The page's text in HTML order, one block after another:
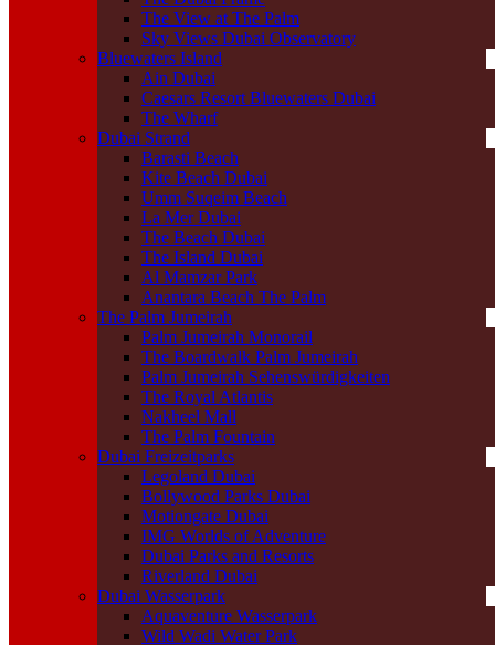
The View at The Palm
Sky Views Dubai Observatory
Bluewaters Island
Ain Dubai
Caesars Resort Bluewaters Dubai
The Wharf
Dubai Strand
Barasti Beach
Kite Beach Dubai
Umm Suqeim Beach
La Mer Dubai
The Beach Dubai
The Island Dubai
Al Mamzar Park
Anantara Beach The Palm
The Palm Jumeirah
Palm Jumeirah Monorail
The Boardwalk Palm Jumeirah
Palm Jumeirah Sehenswürdigkeiten
The Royal Atlantis
Nakheel Mall
The Palm Fountain
Dubai Freizeitparks
Legoland Dubai
Bollywood Parks Dubai
Motiongate Dubai
IMG Worlds of Adventure
Dubai Parks and Resorts
Riverland Dubai
Dubai Wasserpark
Aquaventure Wasserpark
Wild Wadi Water Park